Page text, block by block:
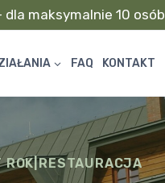
dla maksymalnie 10 osób
FAQ KONTAKT
ROK|RESTAURACJA